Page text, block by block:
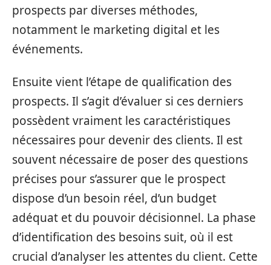
prospects par diverses méthodes,
notamment le marketing digital et les
événements.
Ensuite vient l’étape de qualification des
prospects. Il s’agit d’évaluer si ces derniers
possèdent vraiment les caractéristiques
nécessaires pour devenir des clients. Il est
souvent nécessaire de poser des questions
précises pour s’assurer que le prospect
dispose d’un besoin réel, d’un budget
adéquat et du pouvoir décisionnel. La phase
d’identification des besoins suit, où il est
crucial d’analyser les attentes du client. Cette